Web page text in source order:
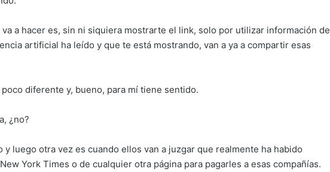
a hacer es, sin ni siquiera mostrarte el link, solo por utilizar información de
artificial ha leído y que te está mostrando, van a ya a compartir esas
diferente y, bueno, para mí tiene sentido.
¿no?
y luego otra vez es cuando ellos van a juzgar que realmente ha habido
York Times o de cualquier otra página para pagarles a esas compañías.